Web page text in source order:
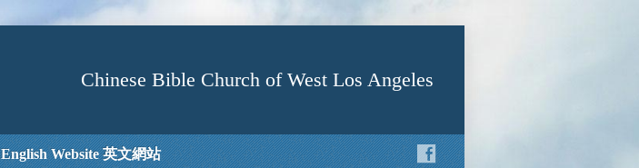
Chinese Bible Church of West Los Angeles
English Website 英文網站